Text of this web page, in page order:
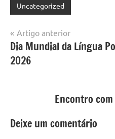
Uncategorized
Navegação
de
artigos
Artigo anterior
Dia Mundial da Língua
2026
Encontro
Deixe um comentário